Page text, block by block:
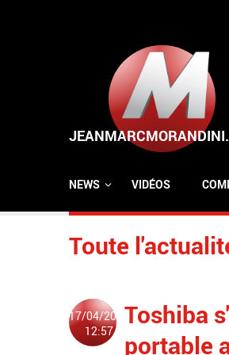
NEWS VIDÉOS
Toute
17/04/2014
12:57
Toshiba
portable